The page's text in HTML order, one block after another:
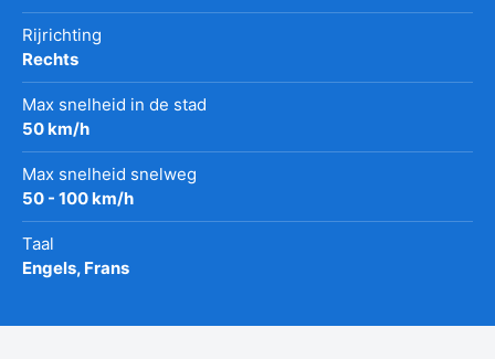
Rijrichting
Rechts
Max snelheid in de stad
50 km/h
Max snelheid snelweg
50 - 100 km/h
Taal
Engels, Frans